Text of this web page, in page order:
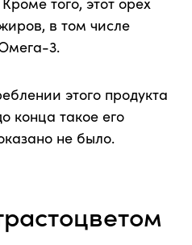
в том числе
3.
этого продукта
конца такое его
не было.